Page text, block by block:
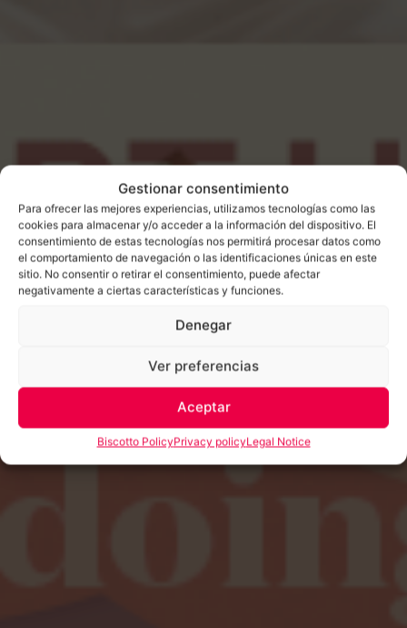
Gestionar consentimiento
Para ofrecer las mejores experiencias, utilizamos tecnologías como las
cookies para almacenar y/o acceder a la información del dispositivo. El
consentimiento de estas tecnologías nos permitirá procesar datos como
el comportamiento de navegación o las identificaciones únicas en este
sitio. No consentir o retirar el consentimiento, puede afectar
negativamente a ciertas características y funciones.
Aceptar
Denegar
Ver preferencias
Biscotto PolicyPrivacy policyLegal Notice